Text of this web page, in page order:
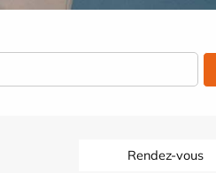
Rendez-vous